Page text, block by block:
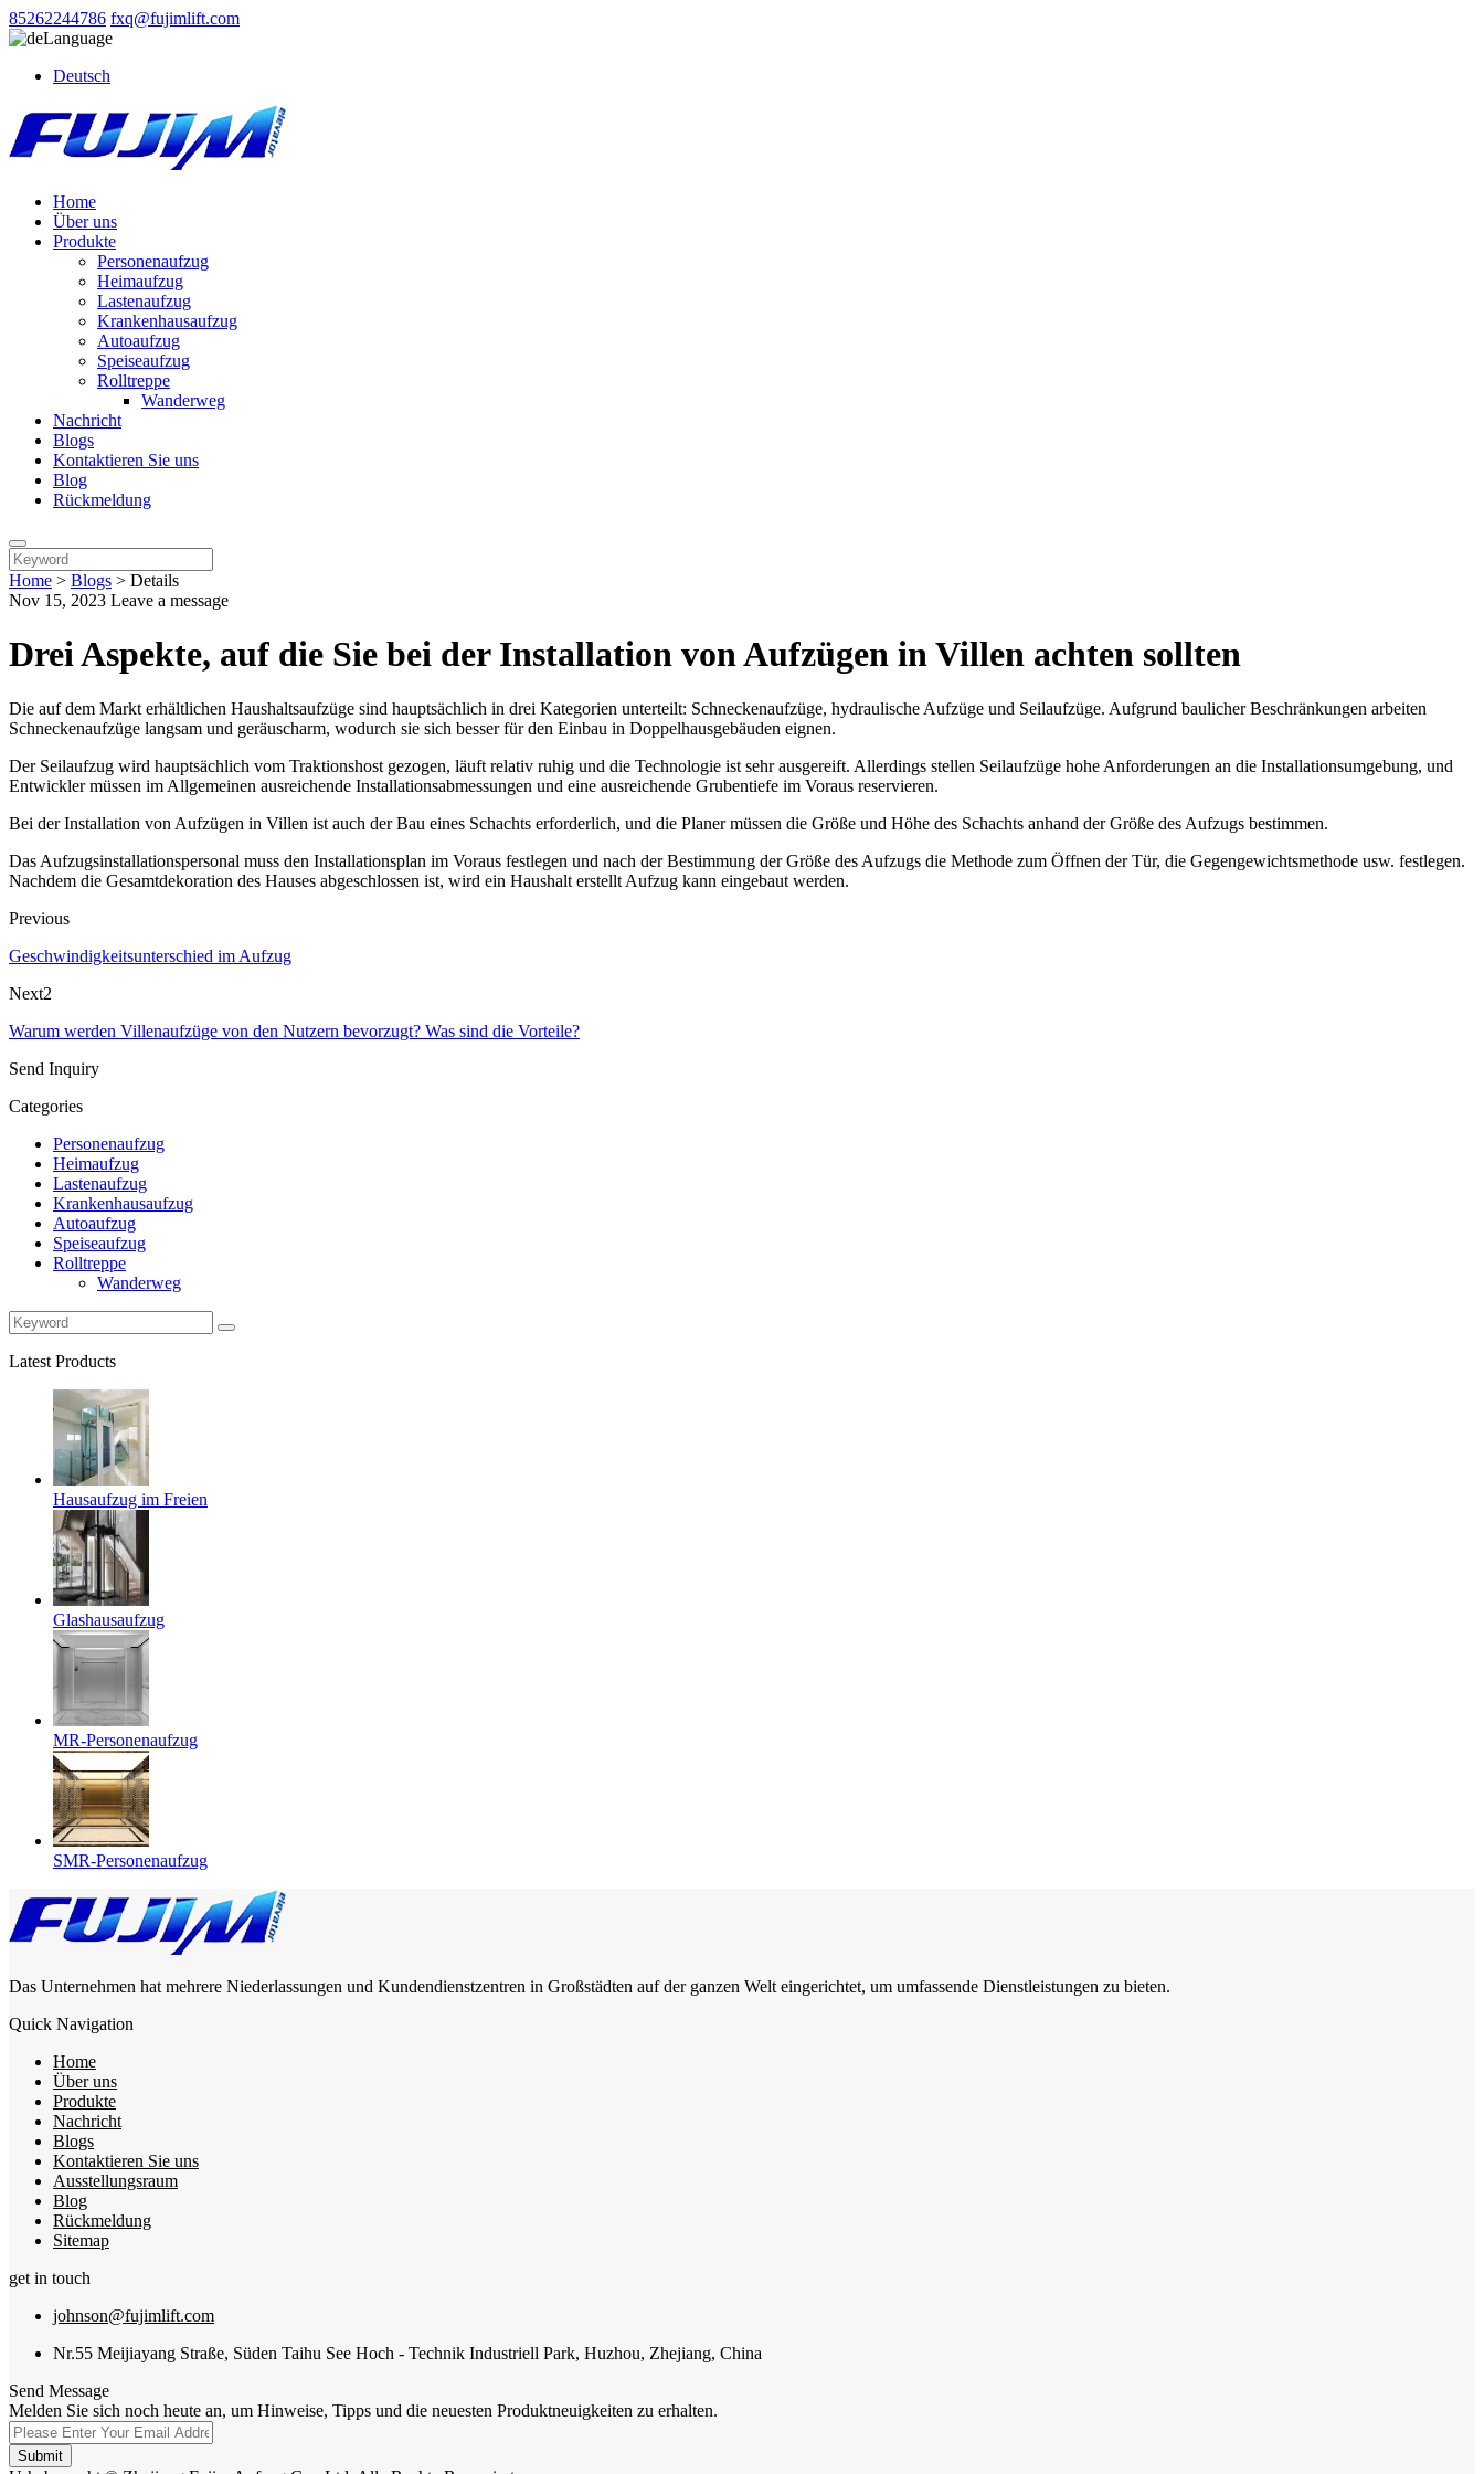
85262244786 fxq@fujimlift.com
Language
Deutsch
Home
Über uns
Produkte
Personenaufzug
Heimaufzug
Lastenaufzug
Krankenhausaufzug
Autoaufzug
Speiseaufzug
Rolltreppe
Wanderweg
Nachricht
Blogs
Kontaktieren Sie uns
Blog
Rückmeldung
Home > Blogs > Details
Nov 15, 2023 Leave a message
Drei Aspekte, auf die Sie bei der Installation von Aufzügen in Villen achten sollten
Die auf dem Markt erhältlichen Haushaltsaufzüge sind hauptsächlich in drei Kategorien unterteilt: Schneckenaufzüge, hydraulische Aufzüge und Seilaufzüge. Aufgrund baulicher Beschränkungen arbeiten
Schneckenaufzüge langsam und geräuscharm, wodurch sie sich besser für den Einbau in Doppelhausgebäuden eignen.
Der Seilaufzug wird hauptsächlich vom Traktionshost gezogen, läuft relativ ruhig und die Technologie ist sehr ausgereift. Allerdings stellen Seilaufzüge hohe Anforderungen an die Installationsumgebung, und
Entwickler müssen im Allgemeinen ausreichende Installationsabmessungen und eine ausreichende Grubentiefe im Voraus reservieren.
Bei der Installation von Aufzügen in Villen ist auch der Bau eines Schachts erforderlich, und die Planer müssen die Größe und Höhe des Schachts anhand der Größe des Aufzugs bestimmen.
Das Aufzugsinstallationspersonal muss den Installationsplan im Voraus festlegen und nach der Bestimmung der Größe des Aufzugs die Methode zum Öffnen der Tür, die Gegengewichtsmethode usw. festlegen.
Nachdem die Gesamtdekoration des Hauses abgeschlossen ist, wird ein Haushalt erstellt Aufzug kann eingebaut werden.
Previous
Geschwindigkeitsunterschied im Aufzug
Next2
Warum werden Villenaufzüge von den Nutzern bevorzugt? Was sind die Vorteile?
Send Inquiry
Categories
Personenaufzug
Heimaufzug
Lastenaufzug
Krankenhausaufzug
Autoaufzug
Speiseaufzug
Rolltreppe
Wanderweg
Latest Products
Hausaufzug im Freien
Glashausaufzug
MR-Personenaufzug
SMR-Personenaufzug
Das Unternehmen hat mehrere Niederlassungen und Kundendienstzentren in Großstädten auf der ganzen Welt eingerichtet, um umfassende Dienstleistungen zu bieten.
Quick Navigation
Home
Über uns
Produkte
Nachricht
Blogs
Kontaktieren Sie uns
Ausstellungsraum
Blog
Rückmeldung
Sitemap
get in touch
johnson@fujimlift.com
Nr.55 Meijiayang Straße, Süden Taihu See Hoch - Technik Industriell Park, Huzhou, Zhejiang, China
Send Message
Melden Sie sich noch heute an, um Hinweise, Tipps und die neuesten Produktneuigkeiten zu erhalten.
Submit